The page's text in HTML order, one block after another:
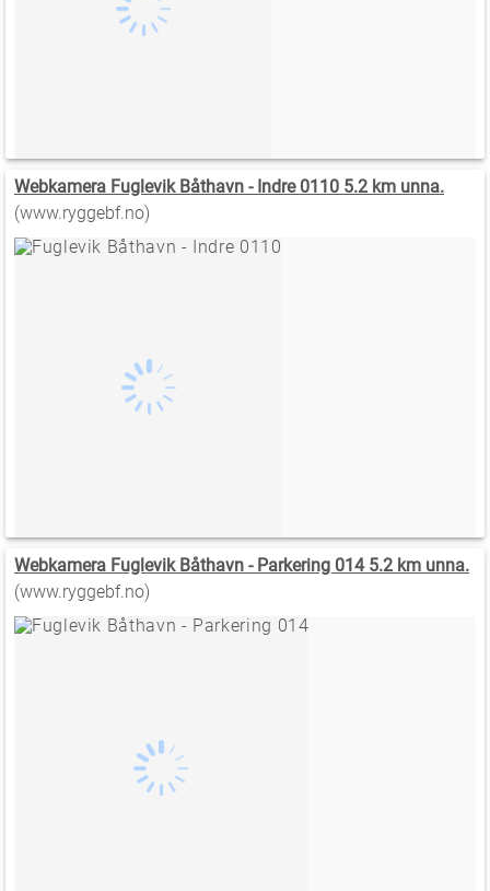
Webkamera Fuglevik Båthavn - Indre 0110 5.2 km unna.
(www.ryggebf.no)
Webkamera Fuglevik Båthavn - Parkering 014 5.2 km unna.
(www.ryggebf.no)